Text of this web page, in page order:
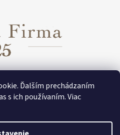
Ďalším prechádzaním
s ich používaním. Viac
pre chlapcov
Tecnostretch